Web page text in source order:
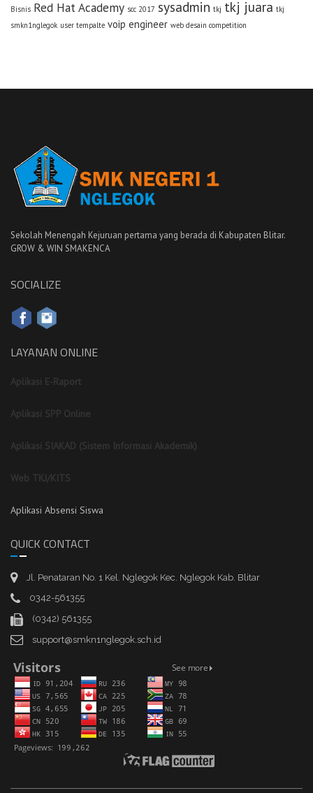
Bisnis Red Hat Academy scc 2017 sysadmin tkj tkj juara tkj
smkn1nglegok user tempalte voip engineer web desain competition
Sekolah Menengah Kejuruan pertama yang berada di Kabupaten Blitar.
GROW & WIN SMAKENCA
SOCIALIZE
LAYANAN ONLINE
Aplikasi E-Raport
Aplikasi SPP Online
Aplikasi SIAKAD (Sistem Informasi Akademik)
Web TKJ/KITS
Aplikasi Absensi Siswa
QUICK CONTACT
Jl. Penataran No. 1 Kel. Nglegok Kec. Nglegok Kab. Blitar
0342-561355
(0342) 561355
support@smkn1nglegok.sch.id